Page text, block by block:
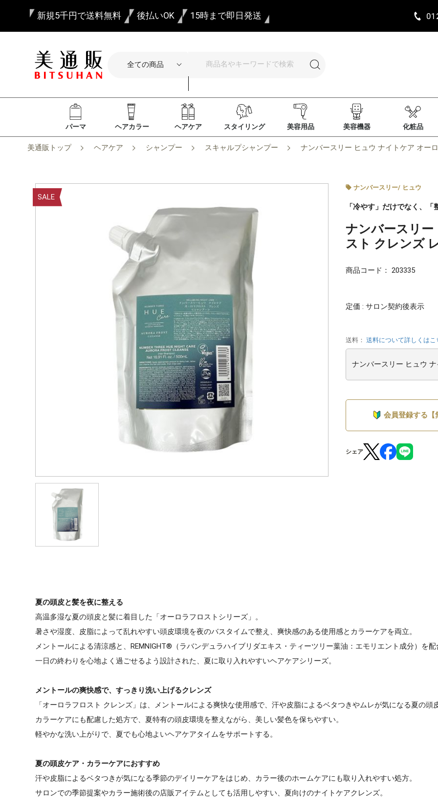
新規5千円で送料無料 後払いOK 15時まで即日発送
パーマ ヘアカラー ヘアケア スタイリング 美容用品 美容機器 化粧品
美通販トップ ヘアケア シャンプー スキャルプシャンプー ナンバースリー ヒュウ ナイトケア オー
SALE
ナンバースリー/ ヒュウ
「冷やす」だけでなく、
ナンバースリ
スト クレンズ
商品コード： 203335
定価 : サロン契約後表示
送料： 送料について詳しくはこ
会員登録する【
シェア
夏の頭皮と髪を夜に整える
高温多湿な夏の頭皮と髪に着目した「オーロラフロストシリーズ」。
暑さや湿度、皮脂によって乱れやすい頭皮環境を夜のバスタイムで整え、爽快感のある使用感とカラーケアを両立。
メントールによる清涼感と、REMNIGHT®（ラバンデュラハイブリダエキス・ティーツリー葉油：エモリエント成分）を配
一日の終わりを心地よく過ごせるよう設計された、夏に取り入れやすいヘアケアシリーズ。
メントールの爽快感で、すっきり洗い上げるクレンズ
「オーロラフロスト クレンズ」は、メントールによる爽快な使用感で、汗や皮脂によるベタつきやムレが気になる夏の
カラーケアにも配慮した処方で、夏特有の頭皮環境を整えながら、美しい髪色を保ちやすい。
軽やかな洗い上がりで、夏でも心地よいヘアケアタイムをサポートする。
夏の頭皮ケア・カラーケアにおすすめ
汗や皮脂によるベタつきが気になる季節のデイリーケアをはじめ、カラー後のホームケアにも取り入れやすい処方。
サロンでの季節提案やカラー施術後の店販アイテムとしても活用しやすい、夏向けのナイトケアクレンズ。